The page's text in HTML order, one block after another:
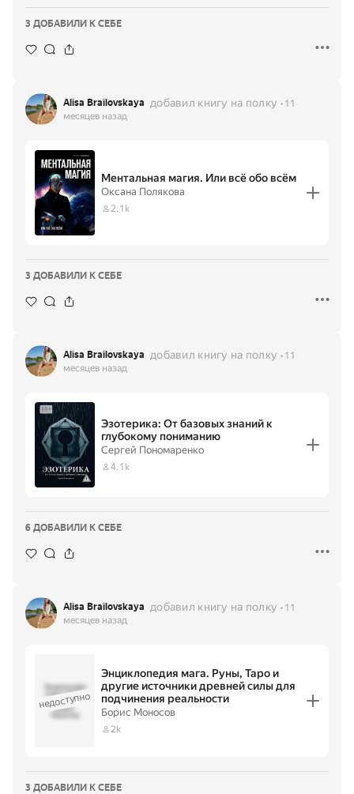
3 ДОБАВИЛИ К СЕБЕ
Alisa Brailovskaya добавил книгу на полку
11
месяцев назад
Ментальная магия. Или всё обо всём
Оксана Полякова
2.1k
3 ДОБАВИЛИ К СЕБЕ
Alisa Brailovskaya добавил книгу на полку
11
месяцев назад
Эзотерика: От базовых знаний к
глубокому пониманию
Сергей Пономаренко
4.1k
6 ДОБАВИЛИ К СЕБЕ
Alisa Brailovskaya добавил книгу на полку
11
месяцев назад
Энциклопеди
я мага. Руны,
Таро и другие
источники
·
Борис
недоступно
Энциклопедия мага. Руны, Таро и
другие источники древней силы для
подчинения реальности
Борис Моносов
2k
3 ДОБАВИЛИ К СЕБЕ